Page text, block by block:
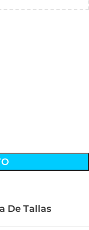
De Tallas